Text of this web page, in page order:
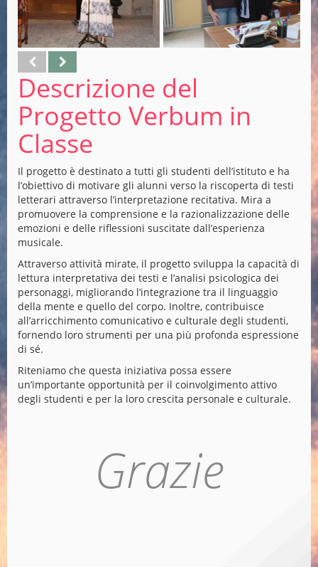
Descrizione del
Progetto Verbum in
Classe
Il progetto è destinato a tutti gli studenti dell’istituto e ha
l’obiettivo di motivare gli alunni verso la riscoperta di testi
letterari attraverso l’interpretazione recitativa. Mira a
promuovere la comprensione e la razionalizzazione delle
emozioni e delle riflessioni suscitate dall’esperienza
musicale.
Attraverso attività mirate, il progetto sviluppa la capacità di
lettura interpretativa dei testi e l’analisi psicologica dei
personaggi, migliorando l’integrazione tra il linguaggio
della mente e quello del corpo. Inoltre, contribuisce
all’arricchimento comunicativo e culturale degli studenti,
fornendo loro strumenti per una più profonda espressione
di sé.
Riteniamo che questa iniziativa possa essere
un’importante opportunità per il coinvolgimento attivo
degli studenti e per la loro crescita personale e culturale.
Grazie